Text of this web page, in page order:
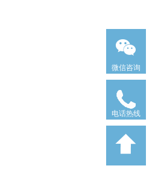
微信咨询
电话热线